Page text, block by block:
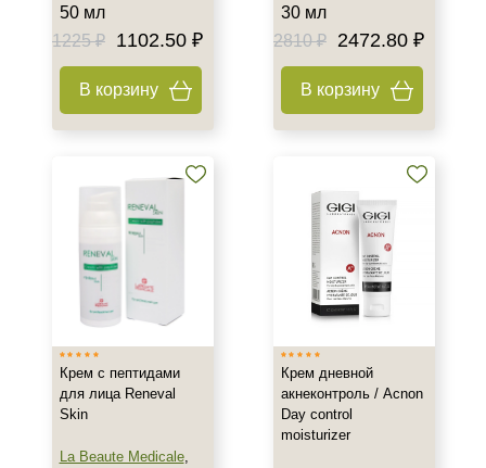
Домашняя
Профессиональная
Тип кожи
Любой возраст (от 18 лет)
Действие
Восстановление
50 мл
1225 ₽
1102.50 ₽
В корзину
30 мл
2810 ₽
2472.80 ₽
В корзину
Крем с пептидами
для лица Reneval
Skin
La Beaute Medicale,
Крем дневной
акнеконтроль / Acnon
Day control
moisturizer